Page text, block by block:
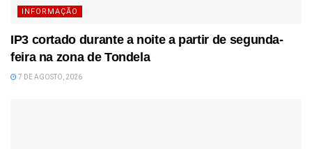
INFORMAÇÃO
IP3 cortado durante a noite a partir de segunda-
feira na zona de Tondela
7 DE AGOSTO, 2026